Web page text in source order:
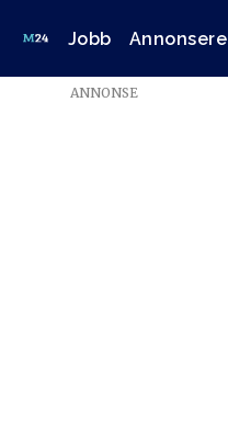
Jobb Annonsere
ANNONSE